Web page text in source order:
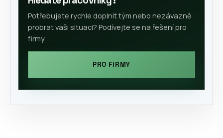
Potřebujete rychle doplnit tým nebo nezávazně
probrat vaši situaci? Podívejte se na řešení pro
firmy.
PRO FIRMY